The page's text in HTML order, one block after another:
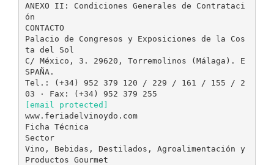
ANEXO II: Condiciones Generales de Contrataci
ón
CONTACTO
Palacio de Congresos y Exposiciones de la Cos
ta del Sol
C/ México, 3. 29620, Torremolinos (Málaga). E
SPAÑA.
Tel.: (+34) 952 379 120 / 229 / 161 / 155 / 2
[email protected]
www.feriadelvinoydo.com
Ficha Técnica
Sector
Vino, Bebidas, Destilados, Agroalimentación y
Productos Gourmet